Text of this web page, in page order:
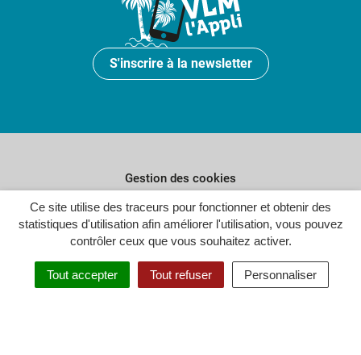
Ce site utilise des traceurs pour fonctionner et obtenir des
statistiques d'utilisation afin améliorer l'utilisation, vous pouvez
contrôler ceux que vous souhaitez activer.
Tout accepter Tout refuser Personnaliser
S'inscrire à la newsletter
Gestion des cookies
Plan du site
Politique de confidentialité
Crédits